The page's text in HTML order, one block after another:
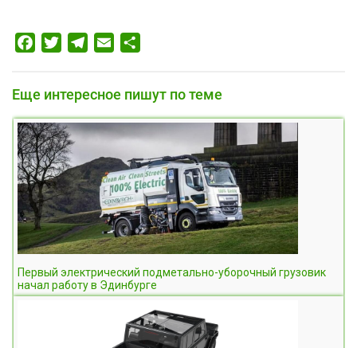
FacebookTwitterTelegram
Email
Еще интересное пишут по теме
Первый электрический подметально-уборочный грузовик
начал работу в Эдинбурге